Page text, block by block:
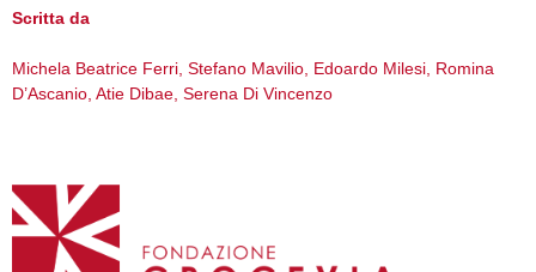
Scritta da
Michela Beatrice Ferri, Stefano Mavilio, Edoardo Milesi, Romina
D’Ascanio, Atie Dibae, Serena Di Vincenzo